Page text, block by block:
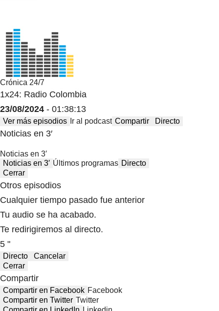
Crónica 24/7
1x24: Radio Colombia
23/08/2024 - 01:38:13
Ver más episodios Ir al podcast Compartir Directo
Noticias en 3′
Noticias en 3′
Noticias en 3′ Últimos programas Directo
Cerrar
Otros episodios
Cualquier tiempo pasado fue anterior
Tu audio se ha acabado.
Te redirigiremos al directo.
5 "
Directo
Cancelar
Cerrar
Compartir
Compartir en Facebook Facebook
Compartir en Twitter Twitter